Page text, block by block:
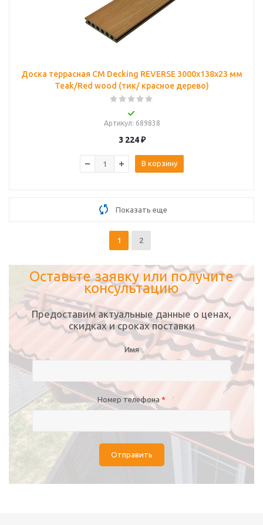
Доска террасная CM Decking REVERSE 3000х138х23 мм
Teak/Red wood (тик/ красное дерево)
Артикул: 689838
3 224₽
В корзину
Показать еще
1 2
Оставьте заявку или получите
консультацию
Предоставим актуальные данные о ценах,
скидках и сроках поставки
Имя
Номер телефона *
Отправить